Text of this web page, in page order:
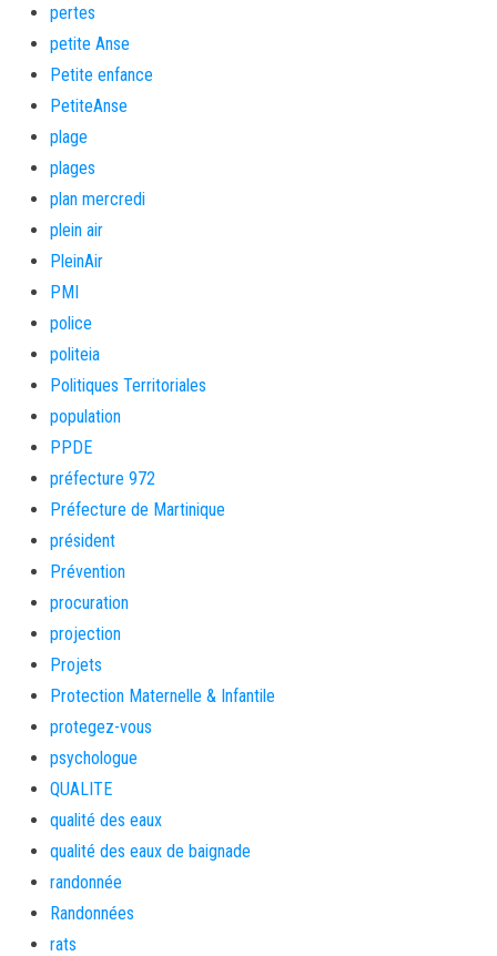
pertes
petite Anse
Petite enfance
PetiteAnse
plage
plages
plan mercredi
plein air
PleinAir
PMI
police
politeia
Politiques Territoriales
population
PPDE
préfecture 972
Préfecture de Martinique
président
Prévention
procuration
projection
Projets
Protection Maternelle & Infantile
protegez-vous
psychologue
QUALITE
qualité des eaux
qualité des eaux de baignade
randonnée
Randonnées
rats